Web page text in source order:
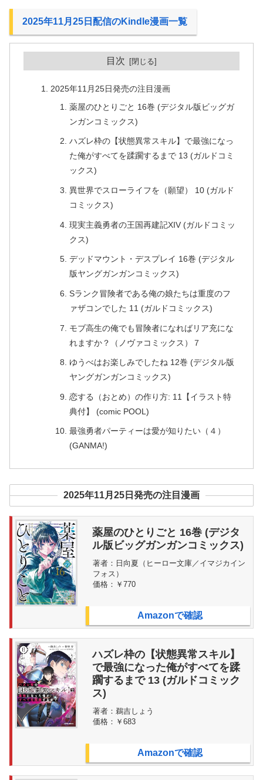
2025年11月25日配信のKindle漫画一覧
目次
2025年11月25日発売の注目漫画
薬屋のひとりごと 16巻 (デジタル版ビッグガ
ンガンコミックス)
ハズレ枠の【状態異常スキル】で最強になっ
た俺がすべてを蹂躙するまで 13 (ガルドコミ
ックス)
異世界でスローライフを（願望） 10 (ガルド
コミックス)
現実主義勇者の王国再建記XIV (ガルドコミッ
クス)
デッドマウント・デスプレイ 16巻 (デジタル
版ヤングガンガンコミックス)
Sランク冒険者である俺の娘たちは重度のフ
ァザコンでした 11 (ガルドコミックス)
モブ高生の俺でも冒険者になればリア充にな
れますか？（ノヴァコミックス）７
ゆうべはお楽しみでしたね 12巻 (デジタル版
ヤングガンガンコミックス)
恋する（おとめ）の作り方: 11【イラスト特
典付】 (comic POOL)
最強勇者パーティーは愛が知りたい（４）
(GANMA!)
2025年11月25日発売の注目漫画
薬屋のひとりごと 16巻 (デジタ
ル版ビッグガンガンコミックス)
著者： 日向夏（ヒーロー文庫／イマジカイン
フォス）
価格： ￥770
Amazonで確認
ハズレ枠の【状態異常スキル】
で最強になった俺がすべてを蹂
躙するまで 13 (ガルドコミック
ス)
著者： 鵜吉しょう
価格： ￥683
Amazonで確認